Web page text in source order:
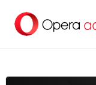
treści